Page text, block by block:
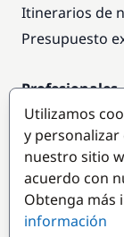
Itinerarios de
Presupuesto
Profesionales
Acceso
Colaborar
Destinos
Utilizamos
y personalizar
nuestro sitio
acuerdo con
Obtenga más
información